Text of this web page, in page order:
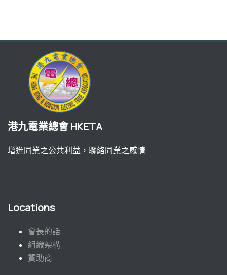
港九電業總會 HKETA
增進同業之公共利益，聯絡同業之感情
Locations
會長的話
組織架構
贊助商